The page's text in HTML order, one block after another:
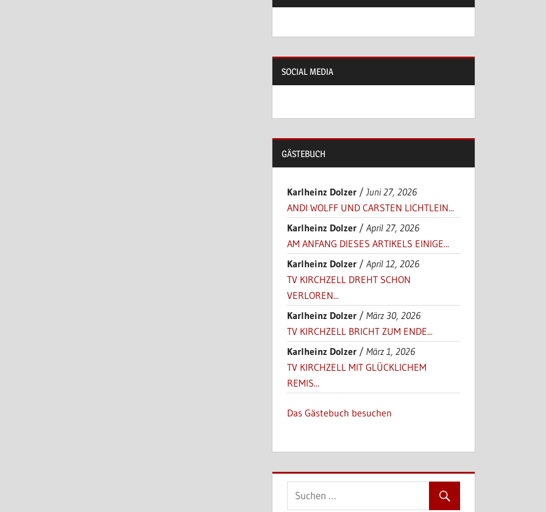
SOCIAL MEDIA
GÄSTEBUCH
Karlheinz Dolzer / Juni 27, 2026
ANDI WOLFF UND CARSTEN LICHTLEIN...
Karlheinz Dolzer /April 27, 2026
AM ANFANG DIESES ARTIKELS EINIGE...
Karlheinz Dolzer /April 12, 2026
TV KIRCHZELL DREHT SCHON
VERLOREN...
Karlheinz Dolzer /März 30, 2026
TV KIRCHZELL BRICHT ZUM ENDE...
Karlheinz Dolzer /März 1, 2026
TV KIRCHZELL MIT GLÜCKLICHEM
REMIS...
Das Gästebuch besuchen